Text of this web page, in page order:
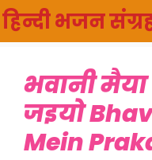
Skip
to
content
हिन्दी भजन
भवानी
जइयो
Mein